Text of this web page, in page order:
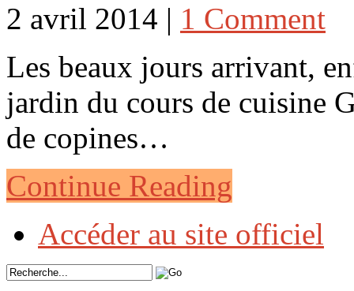
2 avril 2014 | 1 Comment
Les beaux jours arrivant,
jardin du cours de cuisine
de copines…
Continue Reading
Accéder au site officiel